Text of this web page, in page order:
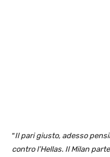
“Il pari giusto, adesso
contro l’Hellas. Il Milan